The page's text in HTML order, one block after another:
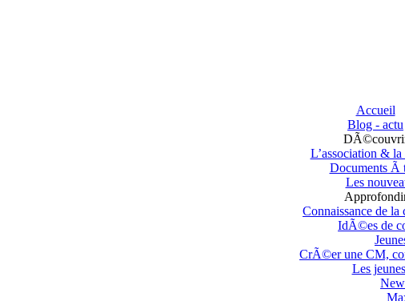
Accueil
Blog - actu
L’association &
Documents
Les
Connaissance de la
IdÃ©es de
CrÃ©er une CM,
Les